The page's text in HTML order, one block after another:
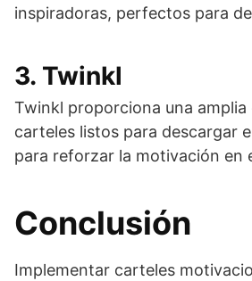
inspiradoras, perfectos para
3. Twinkl
Twinkl proporciona una
carteles listos para descargar
para reforzar la motivación en
Conclusión
Implementar carteles